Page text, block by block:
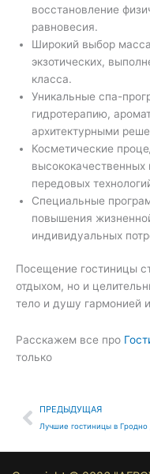
восстановление
равновесия.
Широкий выбор
экзотических,
класса.
Уникальные спа-
гидротерапию,
архитектурными
Косметические
высококачественных
передовых
Специальные
повышения
индивидуальных
Посещение гостиницы
отдыхом, но и
тело и душу гармонией
Расскажем все про
только
Prev
ПРЕДЫДУЩАЯ